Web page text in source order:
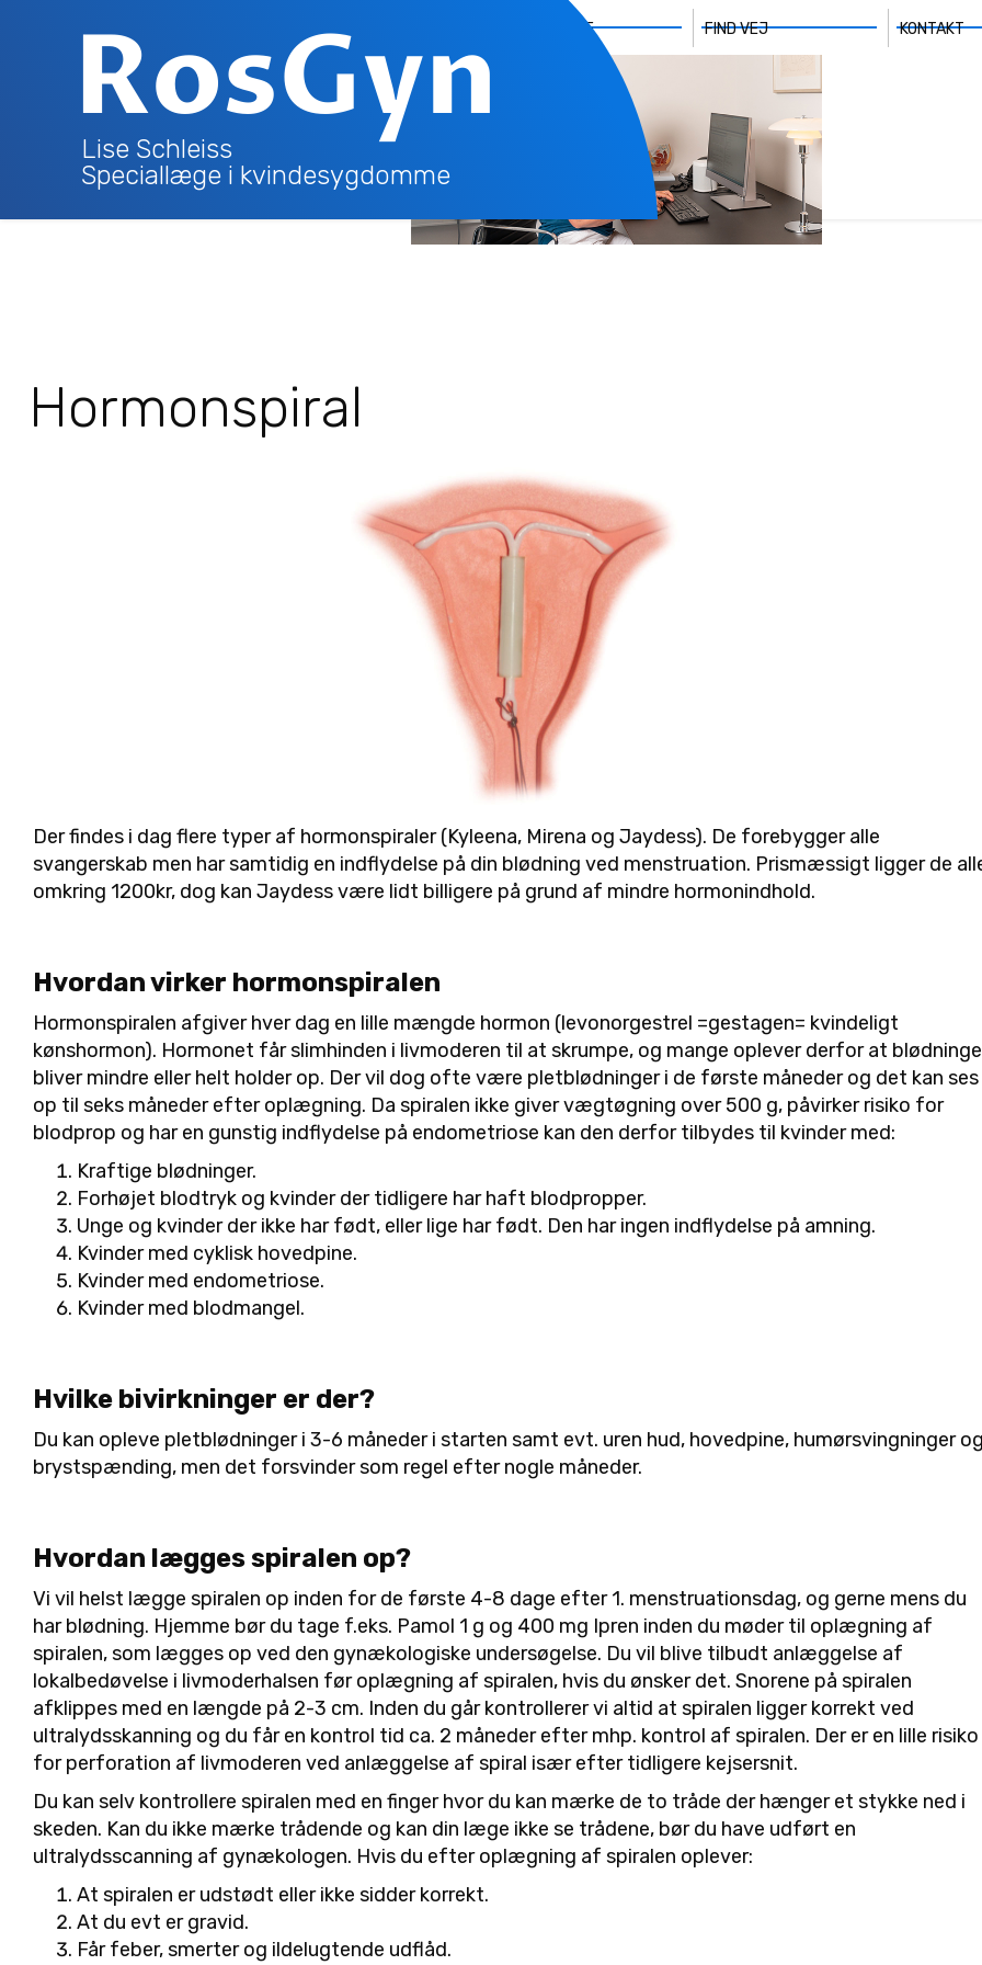
FORSIDE PERSONALE FIND VEJ KONTAKT
RosGyn
Lise Schleiss
Speciallæge i kvindesygdomme
Hormonspiral
Der findes i dag flere typer af hormonspiraler (Kyleena, Mirena og Jaydess). De forebygger alle
svangerskab men har samtidig en indflydelse på din blødning ved menstruation. Prismæssigt ligger de
omkring 1200kr, dog kan Jaydess være lidt billigere på grund af mindre hormonindhold.
Hvordan virker hormonspiralen
Hormonspiralen afgiver hver dag en lille mængde hormon (levonorgestrel =gestagen= kvindeligt
kønshormon). Hormonet får slimhinden i livmoderen til at skrumpe, og mange oplever derfor at
bliver mindre eller helt holder op. Der vil dog ofte være pletblødninger i de første måneder og det kan ses
op til seks måneder efter oplægning. Da spiralen ikke giver vægtøgning over 500 g, påvirker risiko for
blodprop og har en gunstig indflydelse på endometriose kan den derfor tilbydes til kvinder med:
Kraftige blødninger.
Forhøjet blodtryk og kvinder der tidligere har haft blodpropper.
Unge og kvinder der ikke har født, eller lige har født. Den har ingen indflydelse på amning.
Kvinder med cyklisk hovedpine.
Kvinder med endometriose.
Kvinder med blodmangel.
Hvilke bivirkninger er der?
Du kan opleve pletblødninger i 3-6 måneder i starten samt evt. uren hud, hovedpine, humørsvingninger
brystspænding, men det forsvinder som regel efter nogle måneder.
Hvordan lægges spiralen op?
Vi vil helst lægge spiralen op inden for de første 4-8 dage efter 1. menstruationsdag, og gerne mens du
har blødning. Hjemme bør du tage f.eks. Pamol 1 g og 400 mg Ipren inden du møder til oplægning af
spiralen, som lægges op ved den gynækologiske undersøgelse. Du vil blive tilbudt anlæggelse af
lokalbedøvelse i livmoderhalsen før oplægning af spiralen, hvis du ønsker det. Snorene på spiralen
afklippes med en længde på 2-3 cm. Inden du går kontrollerer vi altid at spiralen ligger korrekt ved
ultralydsskanning og du får en kontrol tid ca. 2 måneder efter mhp. kontrol af spiralen. Der er en lille risiko
for perforation af livmoderen ved anlæggelse af spiral især efter tidligere kejsersnit.
Du kan selv kontrollere spiralen med en finger hvor du kan mærke de to tråde der hænger et stykke ned i
skeden. Kan du ikke mærke trådende og kan din læge ikke se trådene, bør du have udført en
ultralydsscanning af gynækologen. Hvis du efter oplægning af spiralen oplever:
At spiralen er udstødt eller ikke sidder korrekt.
At du evt er gravid.
Får feber, smerter og ildelugtende udflåd.